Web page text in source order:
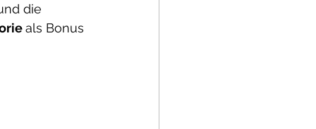
die
als Bonus